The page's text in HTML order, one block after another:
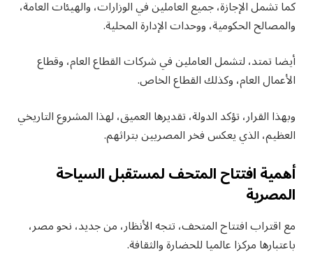
كما تشمل الإجازة، جميع العاملين في الوزارات، والهيئات العامة،
والمصالح الحكومية، ووحدات الإدارة المحلية.
أيضا تمتد، لتشمل العاملين في شركات القطاع العام، وقطاع
الأعمال العام، وكذلك القطاع الخاص.
وبهذا القرار، تؤكد الدولة، تقديرها العميق، لهذا المشروع التاريخي
العظيم، الذي يعكس فخر المصريين بتراثهم.
أهمية افتتاح المتحف لمستقبل السياحة
المصرية
مع اقتراب افتتاح المتحف، تتجه الأنظار، من جديد، نحو مصر،
باعتبارها مركزا عالميا للحضارة والثقافة.